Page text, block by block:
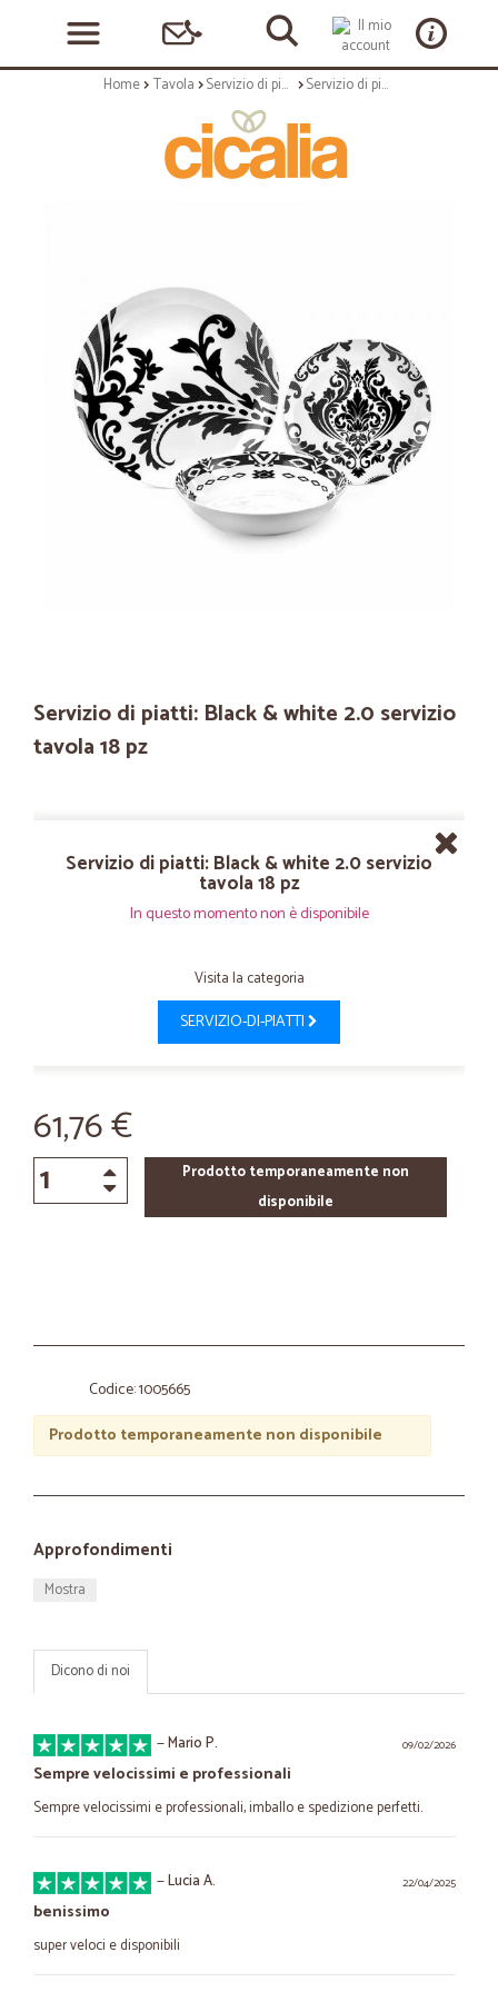
Home Tavola Servizio di piatti Servizio di piatti: Black & white 2.0 servizio tavola 18 pz
Servizio di piatti: Black & white 2.0 servizio
tavola 18 pz
Servizio di piatti: Black & white 2.0 servizio
tavola 18 pz
In questo momento non è disponibile
Visita la categoria
SERVIZIO-DI-PIATTI
61,76 €
Prodotto temporaneamente non
disponibile
Codice: 1005665
Prodotto temporaneamente non disponibile
Approfondimenti
Mostra
Dicono di noi
09/02/2026
—Mario P.
Sempre velocissimi e professionali
Sempre velocissimi e professionali, imballo e spedizione perfetti.
22/04/2025
—Lucia A.
benissimo
super veloci e disponibili